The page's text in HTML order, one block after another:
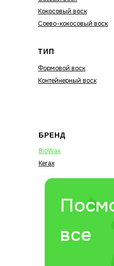
Кокосовый воск
Соево-кокосовый воск
ТИП
Формовой воск
Контейнерный воск
БРЕНД
BioWax
Kerax
все